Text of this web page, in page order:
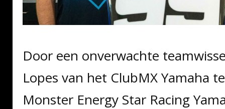
Door een onverwachte
Lopes van het ClubMX Yamaha
Monster Energy Star Racing